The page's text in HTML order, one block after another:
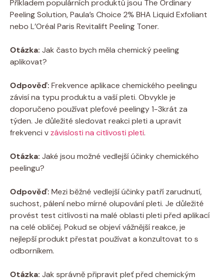
Příkladem populárních produktů jsou​ The Ordinary
Peeling Solution, Paula’s⁢ Choice 2%‍ BHA Liquid Exfoliant
nebo L’Oréal Paris Revitalift ​Peeling Toner.
Otázka: Jak ⁢často bych měla chemický peeling​
aplikovat?
Odpověď: Frekvence aplikace chemického peelingu
‍závisí na ⁤typu produktu‌ a vaší pleti. Obvykle je
doporučeno‌ používat pleťové peelingy 1-3krát ‍za
týden. Je důležité sledovat reakci pleti a ‍upravit
frekvenci⁤ v⁢ závislosti na citlivosti pleti.
Otázka: Jaké⁤ jsou možné vedlejší ⁣účinky ⁢chemického⁣
peelingu?
Odpověď: Mezi běžné vedlejší účinky patří zarudnutí,
suchost, pálení nebo mírné olupování pleti. Je‌ důležité
provést test citlivosti ‌na⁣ malé ⁤oblasti pleti ⁢před ‍aplikací
na ​celé⁤ obličej.‌ Pokud se objeví vážnější reakce, je
nejlepší produkt přestat používat a konzultovat to s
odborníkem.
Otázka: Jak správně připravit ​pleť před chemickým